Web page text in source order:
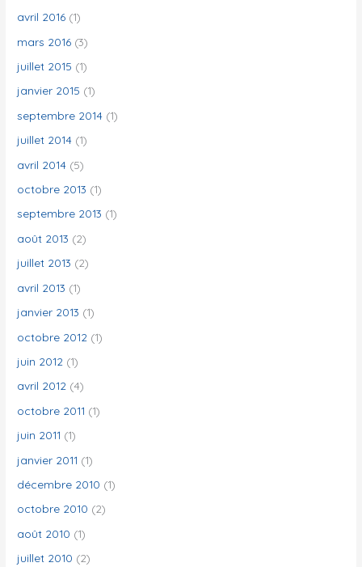
avril 2016 (1)
mars 2016 (3)
juillet 2015 (1)
janvier 2015 (1)
septembre 2014 (1)
juillet 2014 (1)
avril 2014 (5)
octobre 2013 (1)
septembre 2013 (1)
août 2013 (2)
juillet 2013 (2)
avril 2013 (1)
janvier 2013 (1)
octobre 2012 (1)
juin 2012 (1)
avril 2012 (4)
octobre 2011 (1)
juin 2011 (1)
janvier 2011 (1)
décembre 2010 (1)
octobre 2010 (2)
août 2010 (1)
juillet 2010 (2)